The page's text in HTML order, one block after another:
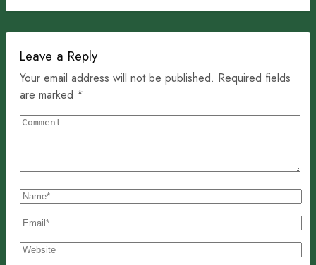
Leave a Reply
Your email address will not be published. Required fields
are marked *